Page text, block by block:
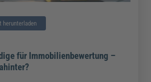
herunterladen
für Immobilienbewertung –